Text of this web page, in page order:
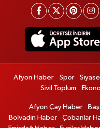
Afyon Haber Spor
Sivil Toplum
Afyon Çay Haber
Bolvadin Haber
Çobanlar